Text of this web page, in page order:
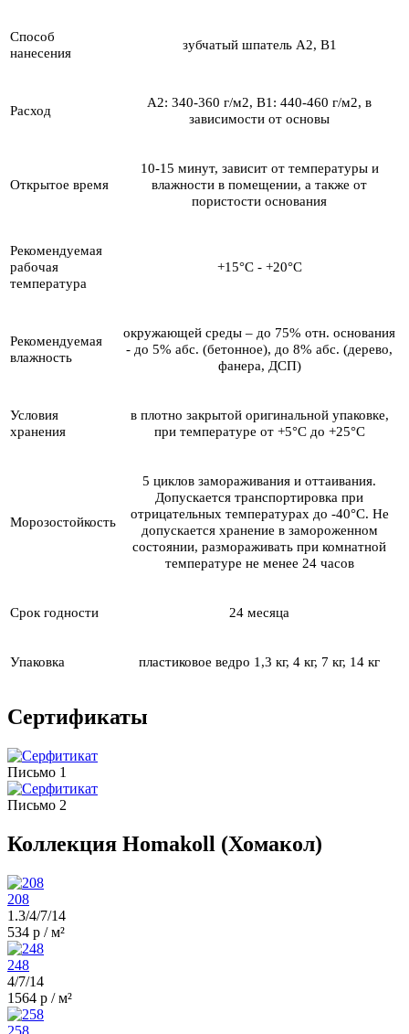
Способ
нанесения
зубчатый шпатель A2, B1
Расход
А2: 340-360 г/м2, B1: 440-460 г/м2, в
зависимости от основы
Открытое время
10-15 минут, зависит от температуры и
влажности в помещении, а также от
пористости основания
Рекомендуемая
рабочая
температура
+15°С - +20°С
Рекомендуемая
влажность
окружающей среды – до 75% отн. основания
- до 5% абс. (бетонное), до 8% абс. (дерево,
фанера, ДСП)
Условия
хранения
в плотно закрытой оригинальной упаковке,
при температуре от +5°С до +25°С
Морозостойкость
5 циклов замораживания и оттаивания.
Допускается транспортировка при
отрицательных температурах до -40°С. Не
допускается хранение в замороженном
состоянии, размораживать при комнатной
температуре не менее 24 часов
Срок годности 24 месяца
Упаковка пластиковое ведро 1,3 кг, 4 кг, 7 кг, 14 кг
Сертификаты
Письмо 1
Письмо 2
Коллекция Homakoll (Хомакол)
208
1.3/4/7/14
534 р / м²
248
4/7/14
1564 р / м²